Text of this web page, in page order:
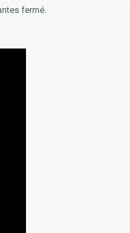
fermé.